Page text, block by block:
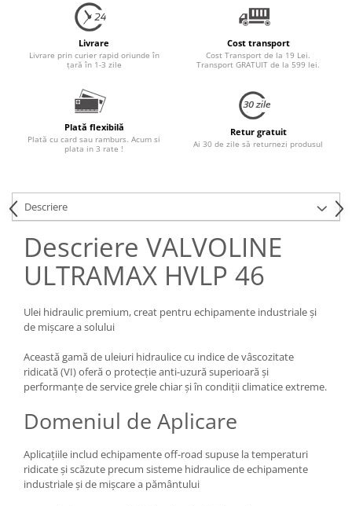
Livrare
Livrare prin curier rapid oriunde în
țară în 1-3 zile
Cost transport
Cost Transport de la 19 Lei.
Transport GRATUIT de la 599 lei.
Plată flexibilă
Plată cu card sau ramburs. Acum si
plata in 3 rate !
Retur gratuit
Ai 30 de zile să returnezi produsul
Descriere
Descriere VALVOLINE
ULTRAMAX HVLP 46
Ulei hidraulic premium, creat pentru echipamente industriale și
de mișcare a solului
Această gamă de uleiuri hidraulice cu indice de vâscozitate
ridicată (VI) oferă o protecție anti-uzură superioară și
performanțe de service grele chiar și în condiții climatice extreme.
Domeniul de Aplicare
Aplicațiile includ echipamente off-road supuse la temperaturi
ridicate și scăzute precum sisteme hidraulice de echipamente
industriale și de mișcare a pământului